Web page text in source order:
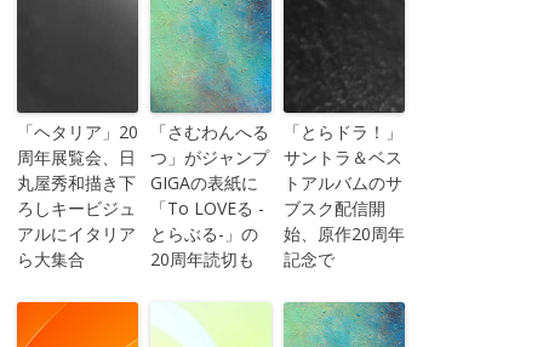
「ヘタリア」20
周年展覧会、日
丸屋秀和描き下
ろしキービジュ
アルにイタリア
ら大集合
「さむわんへる
つ」がジャンプ
GIGAの表紙に
「To LOVEる -
とらぶる-」の
20周年読切も
「とらドラ！」
サントラ＆ベス
トアルバムのサ
ブスク配信開
始、原作20周年
記念で